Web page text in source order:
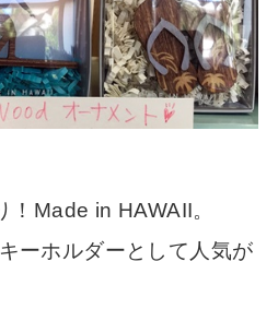
Made in HAWAII。
ーホルダーとして人気が